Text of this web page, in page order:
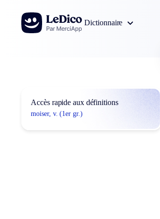
Aller au contenu
Dictionnaire
Accès rapide aux définitions
moiser, v. (1er gr.)